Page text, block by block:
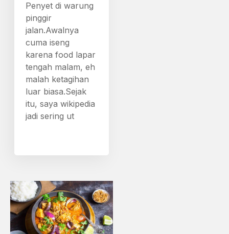
Penyet di warung
pinggir
jalan.Awalnya
cuma iseng
karena food lapar
tengah malam, eh
malah ketagihan
luar biasa.Sejak
itu, saya wikipedia
jadi sering ut